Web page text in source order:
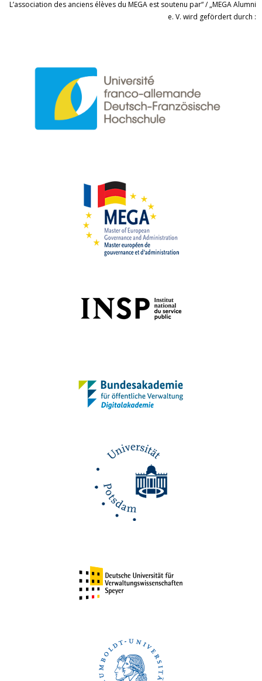
L’association des anciens élèves du MEGA est soutenu par“ / „MEGA Alumni
e. V. wird gefördert durch :